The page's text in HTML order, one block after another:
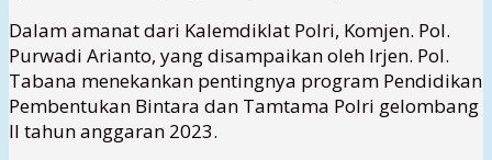
Dalam amanat dari Kalemdiklat Polri, Komjen. Pol.
Purwadi Arianto, yang disampaikan oleh Irjen. Pol.
Tabana menekankan pentingnya program Pendidikan
Pembentukan Bintara dan Tamtama Polri gelombang
II tahun anggaran 2023.